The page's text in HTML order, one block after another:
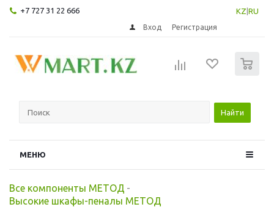
+7 727 31 22 666 KZ RU
Вход Регистрация
Найти
МЕНЮ
Все компоненты МЕТОД -
Высокие шкафы-пеналы МЕТОД